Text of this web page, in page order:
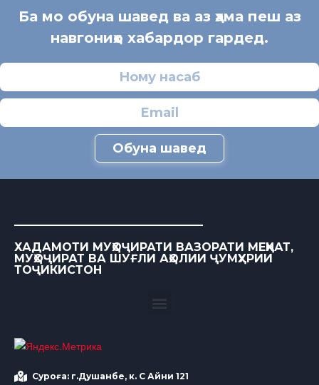
Ба мо обуна шавед ва аз ҳама пеш аз
навгониҳо хабардор гардед.
Обуна шавед
ХАДАМОТИ МУҲОҶИРАТИ ВАЗОРАТИ МЕҲНАТ,
МУҲОҶИРАТ ВА ШУҒЛИ АҲОЛИИ ҶУМҲУРИИ
ТОҶИКИСТОН
Суроға: г.Душанбе, к. С Айни 121